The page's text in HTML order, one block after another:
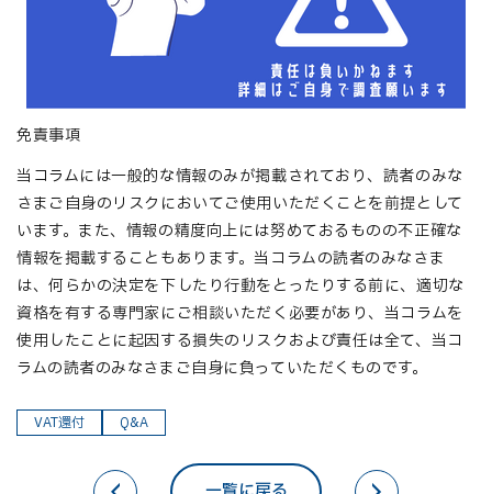
免責事項
当コラムには一般的な情報のみが掲載されており、読者のみな
さまご自身のリスクにおいてご使用いただくことを前提として
います。また、情報の精度向上には努めておるものの不正確な
情報を掲載することもあります。当コラムの読者のみなさま
は、何らかの決定を下したり行動をとったりする前に、適切な
資格を有する専門家にご相談いただく必要があり、当コラムを
使用したことに起因する損失のリスクおよび責任は全て、当コ
ラムの読者のみなさまご自身に負っていただくものです。
VAT還付 Q&A